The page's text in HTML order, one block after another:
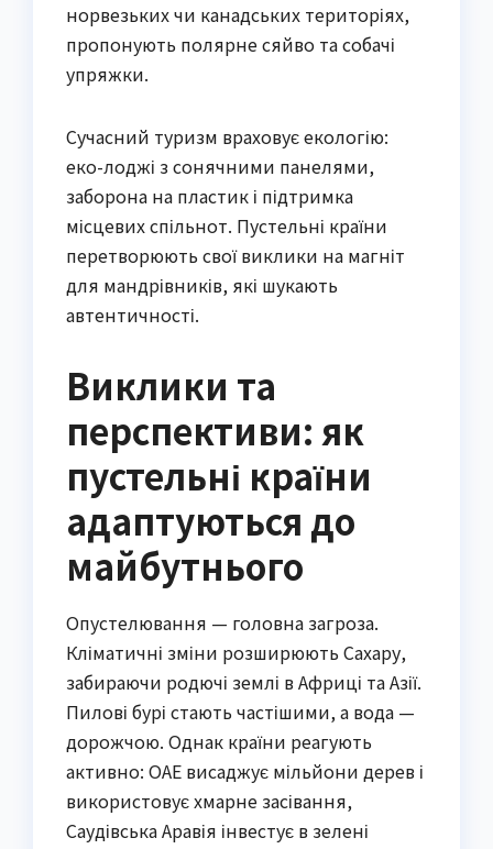
норвезьких чи канадських територіях,
пропонують полярне сяйво та собачі
упряжки.
Сучасний туризм враховує екологію:
еко-лоджі з сонячними панелями,
заборона на пластик і підтримка
місцевих спільнот. Пустельні країни
перетворюють свої виклики на магніт
для мандрівників, які шукають
автентичності.
Виклики та
перспективи: як
пустельні країни
адаптуються до
майбутнього
Опустелювання — головна загроза.
Кліматичні зміни розширюють Сахару,
забираючи родючі землі в Африці та Азії.
Пилові бурі стають частішими, а вода —
дорожчою. Однак країни реагують
активно: ОАЕ висаджує мільйони дерев і
використовує хмарне засівання,
Саудівська Аравія інвестує в зелені